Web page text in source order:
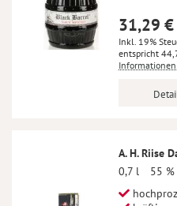
31,29 €
Inkl. 19%
A. H. Riise
0,7 l
55